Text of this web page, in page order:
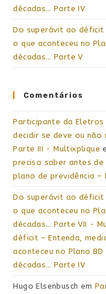
décadas… Parte IV
Do superávit ao déficit
o que aconteceu no
décadas… Parte V
Comentários
Participante da
decidir se deve ou não
Parte III - Multixplique
preciso saber antes
plano de previdência –
Do superávit ao déficit
o que aconteceu no
décadas… Parte VII -
déficit – Entenda,
aconteceu no Plano
décadas… Parte IV
Hugo Elsenbusch em